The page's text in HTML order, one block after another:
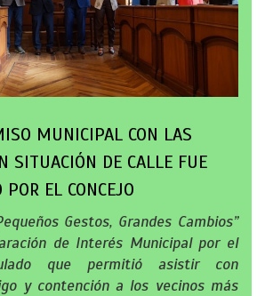
MUNICIPAL CON LAS
SITUACIÓN DE CALLE FUE
EL CONCEJO
Gestos, Grandes Cambios”
de Interés Municipal por el
que permitió asistir con
y contención a los vecinos más